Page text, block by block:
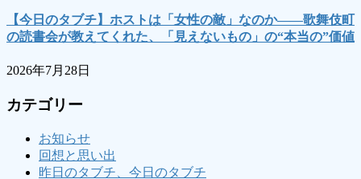
【今日のタブチ】ホストは「女性の敵」なのか――歌舞伎町
の読書会が教えてくれた、「見えないもの」の“本当の”価値
2026年7月28日
カテゴリー
お知らせ
回想と思い出
昨日のタブチ、今日のタブチ